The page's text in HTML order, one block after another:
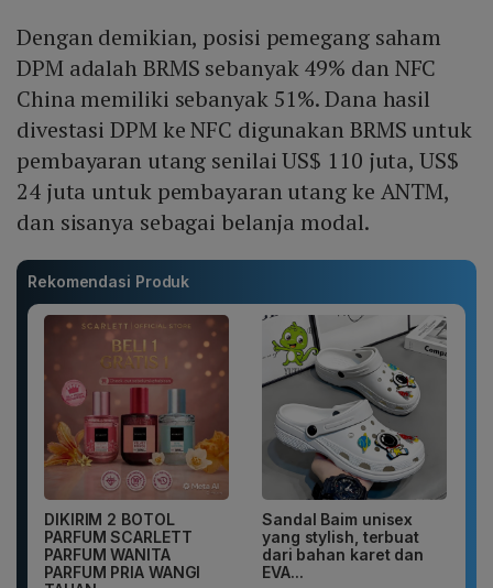
Dengan demikian, posisi pemegang saham
DPM adalah BRMS sebanyak 49% dan NFC
China memiliki sebanyak 51%. Dana hasil
divestasi DPM ke NFC digunakan BRMS untuk
pembayaran utang senilai US$ 110 juta, US$
24 juta untuk pembayaran utang ke ANTM,
dan sisanya sebagai belanja modal.
Rekomendasi Produk
DIKIRIM 2 BOTOL
PARFUM SCARLETT
PARFUM WANITA
PARFUM PRIA WANGI
Sandal Baim unisex
yang stylish, terbuat
dari bahan karet dan
EVA...